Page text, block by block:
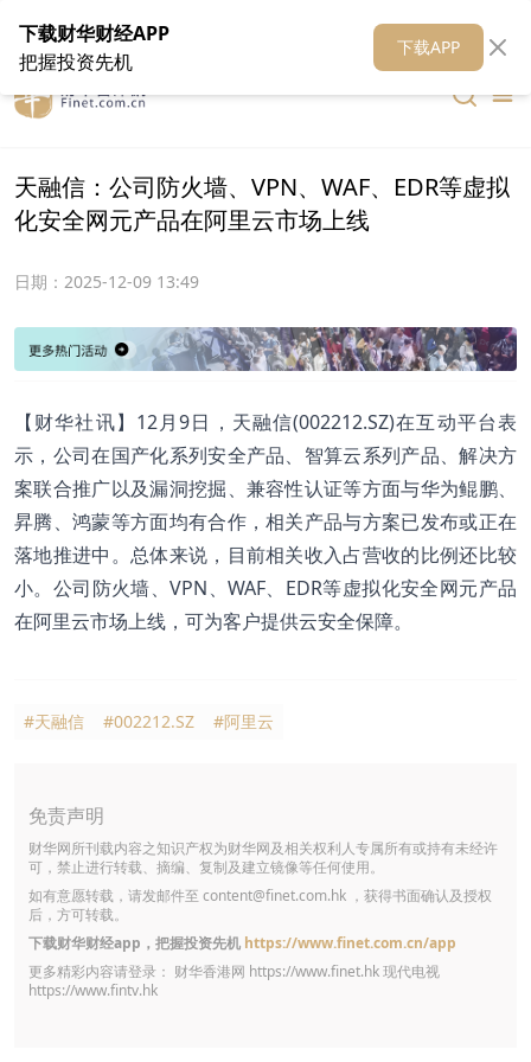
在线客服 关于我们 财华媒体矩阵 财华智库
天融信：公司防火墙、VPN、WAF、EDR等虚拟
化安全网元产品在阿里云市场上线
日期： 2025-12-09 13:49
【财华社讯】12月9日，天融信(002212.SZ)在互动平台表
示，公司在国产化系列安全产品、智算云系列产品、解决方
案联合推广以及漏洞挖掘、兼容性认证等方面与华为鲲鹏、
昇腾、鸿蒙等方面均有合作，相关产品与方案已发布或正在
落地推进中。总体来说，目前相关收入占营收的比例还比较
小。公司防火墙、VPN、WAF、EDR等虚拟化安全网元产品
在阿里云市场上线，可为客户提供云安全保障。
#天融信 #002212.SZ #阿里云
免责声明
财华网所刊载内容之知识产权为财华网及相关权利人专属所有或持有未经许
可，禁止进行转载、摘编、复制及建立镜像等任何使用。
如有意愿转载，请发邮件至 content@finet.com.hk ，获得书面确认及授权
后，方可转载。
下载财华财经app，把握投资先机 https://www.finet.com.cn/app
更多精彩内容请登录： 财华香港网 https://www.finet.hk现代电视
https://www.fintv.hk
下载财华财经APP
把握投资先机
下载APP